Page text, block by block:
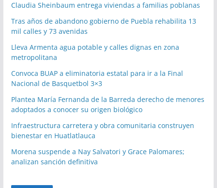
Claudia Sheinbaum entrega viviendas a familias poblanas
Tras años de abandono gobierno de Puebla rehabilita 13
mil calles y 73 avenidas
Lleva Armenta agua potable y calles dignas en zona
metropolitana
Convoca BUAP a eliminatoria estatal para ir a la Final
Nacional de Basquetbol 3×3
Plantea María Fernanda de la Barreda derecho de menores
adoptados a conocer su origen biológico
Infraestructura carretera y obra comunitaria construyen
bienestar en Huatlatlauca
Morena suspende a Nay Salvatori y Grace Palomares;
analizan sanción definitiva